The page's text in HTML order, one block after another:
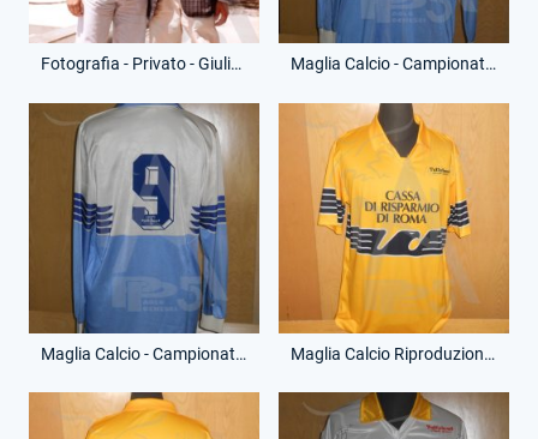
Fotografia - Privato - Giuliano Fiorini Maglia Calcio - Campionato Serie B - Giuliano Fiorini - 9 - (Fronte)
Maglia Calcio - Campionato Serie B - Giuliano Fiorini - 9 - (Retro) Maglia Calcio Riproduzione - Campionato Serie B - Giuliano Fiorini - 9 - (Fronte)